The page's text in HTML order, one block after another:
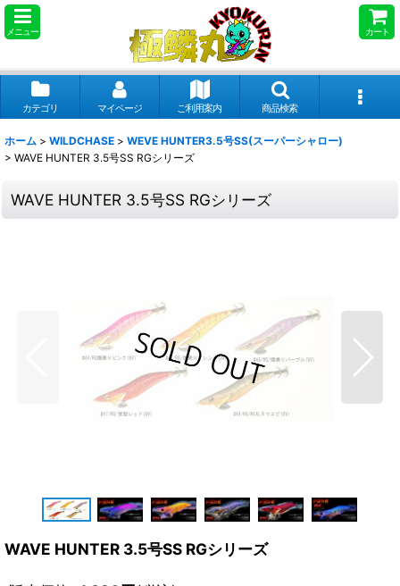
メニュー カート
カテゴリ マイページ ご利用案内 商品検索
ホーム > WILDCHASE > WEVE HUNTER3.5号SS(スーパーシャロー)
> WAVE HUNTER 3.5号SS RGシリーズ
WAVE HUNTER 3.5号SS RGシリーズ
WAVE HUNTER 3.5号SS RGシリーズ